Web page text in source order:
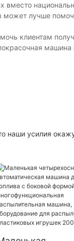
лучше
клиентам
наши усилия